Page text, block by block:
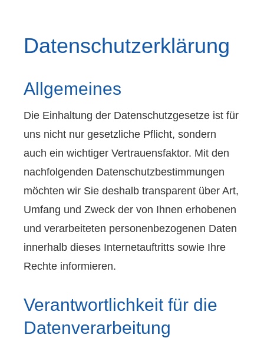
Datenschutzerklärung
Allgemeines
Die Einhaltung der Datenschutzgesetze ist für
uns nicht nur gesetzliche Pflicht, sondern
auch ein wichtiger Vertrauensfaktor. Mit den
nachfolgenden Datenschutzbestimmungen
möchten wir Sie deshalb transparent über Art,
Umfang und Zweck der von Ihnen erhobenen
und verarbeiteten personenbezogenen Daten
innerhalb dieses Internetauftritts sowie Ihre
Rechte informieren.
Verantwortlichkeit für die
Datenverarbeitung